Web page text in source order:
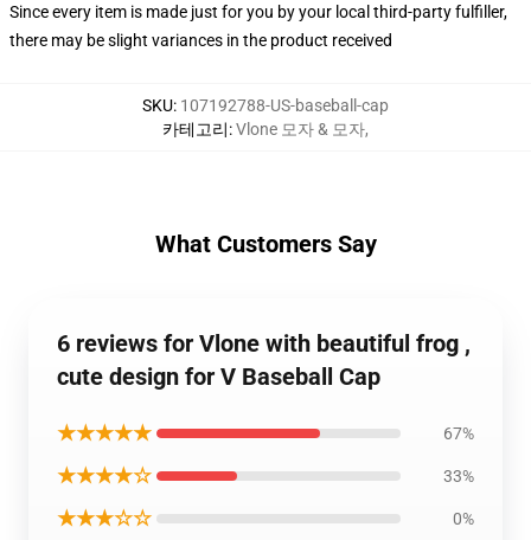
Since every item is made just for you by your local third-party fulfiller,
there may be slight variances in the product received
SKU: 107192788-US-baseball-cap
카테고리:Vlone 모자 & 모자,
What Customers Say
6 reviews for Vlone with beautiful frog ,
cute design for V Baseball Cap
★★★★★ 67%
★★★★☆ 33%
★★★☆☆ 0%